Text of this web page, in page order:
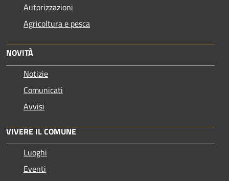
Autorizzazioni
Agricoltura e pesca
NOVITÀ
Notizie
Comunicati
Avvisi
VIVERE IL COMUNE
Luoghi
Eventi